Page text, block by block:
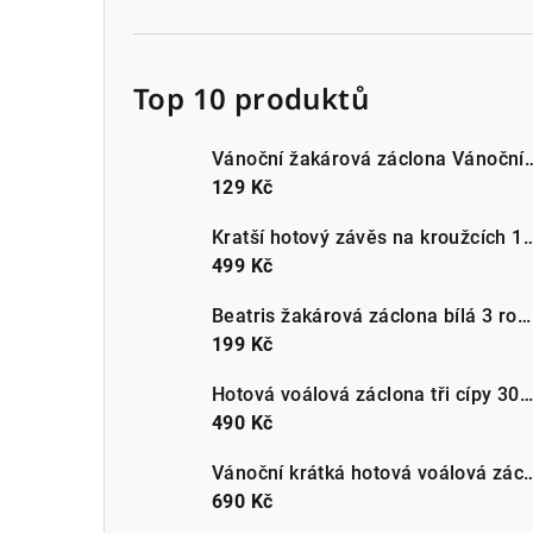
Top 10 produktů
Vánoční žakárová
129 Kč
Kratší hotový závěs na
499 Kč
Beatris žakárová záclona bílá 3 rozměry | metráž
199 Kč
Hotová voálová záclona tři cípy 300x150cm bílá
490 Kč
Vánoční krátká hotová
690 Kč